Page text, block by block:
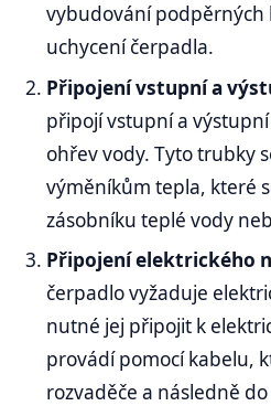
vybudování podpěrných
uchycení čerpadla.
Připojení vstupní a
připojí vstupní a
ohřev vody. Tyto trubky
výměníkům tepla, které
zásobníku teplé vody
Připojení elektrického
čerpadlo vyžaduje
nutné jej připojit k
provádí pomocí kabelu,
rozvaděče a následně